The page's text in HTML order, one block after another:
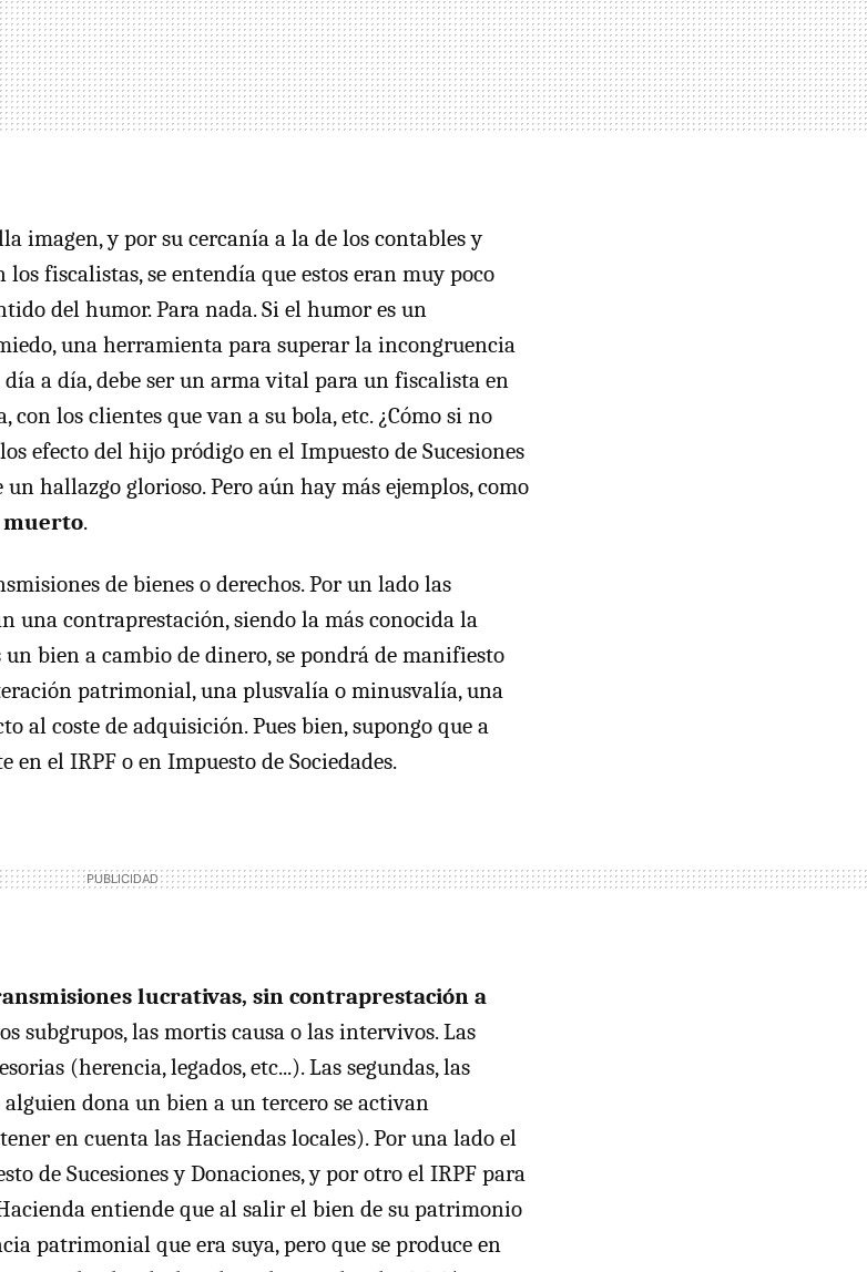
imagen, y por su cercanía a la de los contables y
fiscalistas, se entendía que estos eran muy poco
del humor. Para nada. Si el humor es un
una herramienta para superar la incongruencia
a día, debe ser un arma vital para un fiscalista en
los clientes que van a su bola, etc. ¿Cómo si no
efecto del hijo pródigo en el Impuesto de Sucesiones
hallazgo glorioso. Pero aún hay más ejemplos, como
.
de bienes o derechos. Por un lado las
una contraprestación, siendo la más conocida la
bien a cambio de dinero, se pondrá de manifiesto
patrimonial, una plusvalía o minusvalía, una
al coste de adquisición. Pues bien, supongo que a
el IRPF o en Impuesto de Sociedades.
lucrativas, sin contraprestación a
subgrupos, las mortis causa o las intervivos. Las
(herencia, legados, etc...). Las segundas, las
alguien dona un bien a un tercero se activan
en cuenta las Haciendas locales). Por una lado el
de Sucesiones y Donaciones, y por otro el IRPF para
entiende que al salir el bien de su patrimonio
patrimonial que era suya, pero que se produce en